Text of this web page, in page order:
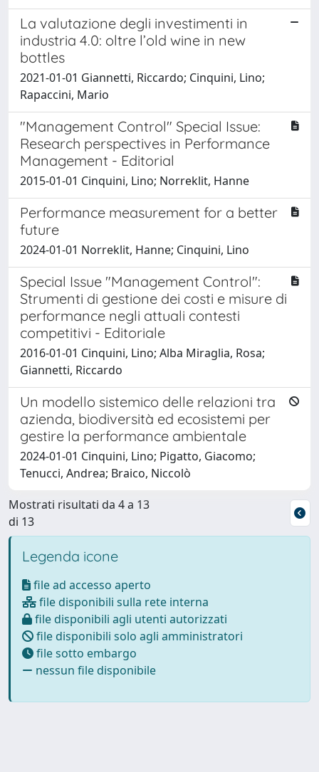
La valutazione degli investimenti in
industria 4.0: oltre l’old wine in new
bottles
2021-01-01 Giannetti, Riccardo; Cinquini, Lino;
Rapaccini, Mario
"Management Control" Special Issue:
Research perspectives in Performance
Management - Editorial
2015-01-01 Cinquini, Lino; Norreklit, Hanne
Performance measurement for a better
future
2024-01-01 Norreklit, Hanne; Cinquini, Lino
Special Issue "Management Control":
Strumenti di gestione dei costi e misure di
performance negli attuali contesti
competitivi - Editoriale
2016-01-01 Cinquini, Lino; Alba Miraglia, Rosa;
Giannetti, Riccardo
Un modello sistemico delle relazioni tra
azienda, biodiversità ed ecosistemi per
gestire la performance ambientale
2024-01-01 Cinquini, Lino; Pigatto, Giacomo;
Tenucci, Andrea; Braico, Niccolò
Mostrati risultati da 4 a 13
di 13
Legenda icone
file ad accesso aperto
file disponibili sulla rete interna
file disponibili agli utenti autorizzati
file disponibili solo agli amministratori
file sotto embargo
nessun file disponibile